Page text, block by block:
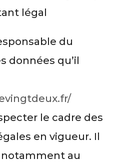
légal
du
données qu’il
le cadre des
en vigueur. Il
au